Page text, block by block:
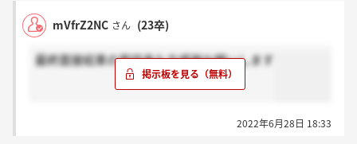
mVfrZ2NC さん (23卒)
最終面接結果の電話来た方感謝お願いします
2022年6月28日 18:33